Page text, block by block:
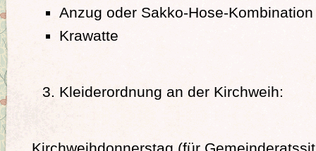
Anzug oder Sakko-Hose-Kombination
Krawatte
Kleiderordnung an der Kirchweih: